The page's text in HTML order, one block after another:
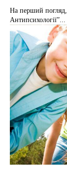
На перший
Антипсихології”...